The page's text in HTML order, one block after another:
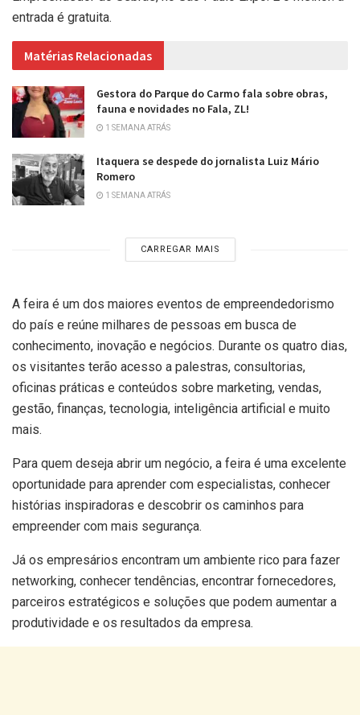
entrada é gratuita.
Matérias Relacionadas
Gestora do Parque do Carmo fala sobre obras,
fauna e novidades no Fala, ZL!
1 SEMANA ATRÁS
Itaquera se despede do jornalista Luiz Mário
Romero
1 SEMANA ATRÁS
CARREGAR MAIS
A feira é um dos maiores eventos de empreendedorismo
do país e reúne milhares de pessoas em busca de
conhecimento, inovação e negócios. Durante os quatro dias,
os visitantes terão acesso a palestras, consultorias,
oficinas práticas e conteúdos sobre marketing, vendas,
gestão, finanças, tecnologia, inteligência artificial e muito
mais.
Para quem deseja abrir um negócio, a feira é uma excelente
oportunidade para aprender com especialistas, conhecer
histórias inspiradoras e descobrir os caminhos para
empreender com mais segurança.
Já os empresários encontram um ambiente rico para fazer
networking, conhecer tendências, encontrar fornecedores,
parceiros estratégicos e soluções que podem aumentar a
produtividade e os resultados da empresa.